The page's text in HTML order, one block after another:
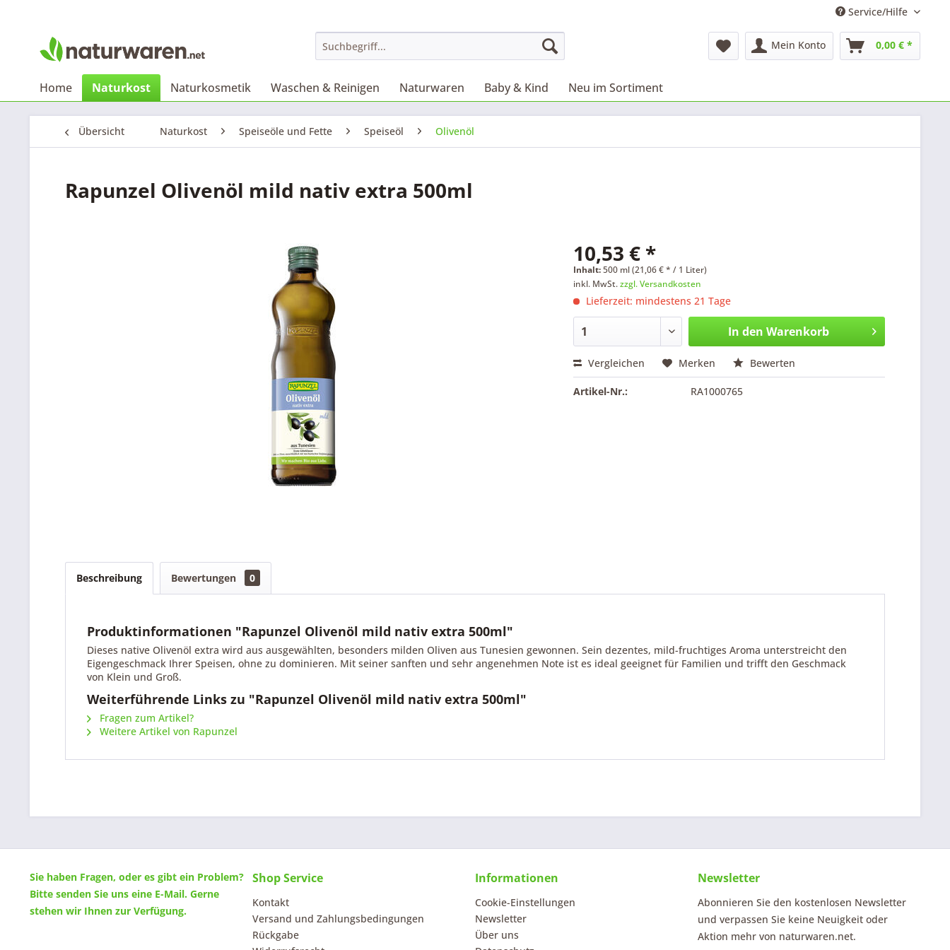
Service/Hilfe
Mein Konto 0,00 € *
Home Naturkost Naturkosmetik Waschen & Reinigen Naturwaren Baby & Kind Neu im Sortiment
Übersicht Naturkost Speiseöle und Fette Speiseöl Olivenöl
Rapunzel Olivenöl mild nativ extra 500ml
10,53 € *
Inhalt:500 ml (21,06 € * / 1 Liter)
inkl. MwSt.zzgl. Versandkosten
Lieferzeit: mindestens 21 Tage
In den Warenkorb
Vergleichen Merken Bewerten
Artikel-Nr.: RA1000765
Beschreibung Bewertungen 0
Produktinformationen "Rapunzel Olivenöl mild nativ extra 500ml"
Dieses native Olivenöl extra wird aus ausgewählten, besonders milden Oliven aus Tunesien gewonnen. Sein dezentes, mild-fruchtiges Aroma unterstreicht den
Eigengeschmack Ihrer Speisen, ohne zu dominieren. Mit seiner sanften und sehr angenehmen Note ist es ideal geeignet für Familien und trifft den Geschmack
von Klein und Groß.
Weiterführende Links zu "Rapunzel Olivenöl mild nativ extra 500ml"
Fragen zum Artikel?
Weitere Artikel von Rapunzel
Sie haben Fragen, oder es gibt ein Problem?
Bitte senden Sie uns eine E-Mail. Gerne
stehen wir Ihnen zur Verfügung.
Shop Service
Kontakt
Versand und Zahlungsbedingungen
Rückgabe
Informationen
Cookie-Einstellungen
Newsletter
Über uns
Newsletter
Abonnieren Sie den kostenlosen Newsletter
und verpassen Sie keine Neuigkeit oder
Aktion mehr von naturwaren.net.